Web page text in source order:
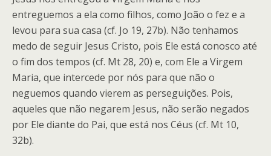
entreguemos a ela como filhos, como João o fez e a
levou para sua casa (cf. Jo 19, 27b). Não tenhamos
medo de seguir Jesus Cristo, pois Ele está conosco até
o fim dos tempos (cf. Mt 28, 20) e, com Ele a Virgem
Maria, que intercede por nós para que não o
neguemos quando vierem as perseguições. Pois,
aqueles que não negarem Jesus, não serão negados
por Ele diante do Pai, que está nos Céus (cf. Mt 10,
32b).